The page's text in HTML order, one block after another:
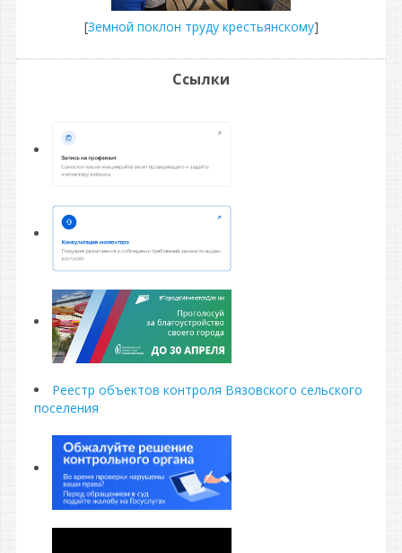
[Земной поклон труду крестьянскому]
Ссылки
Реестр объектов контроля Вязовского сельского
поселения